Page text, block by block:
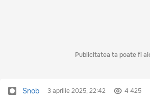
Publicitatea ta poate fi
Snob 3 aprilie 2025, 22:42 4 425